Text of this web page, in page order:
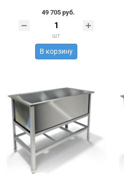
49 705 руб.
шт
В корзину